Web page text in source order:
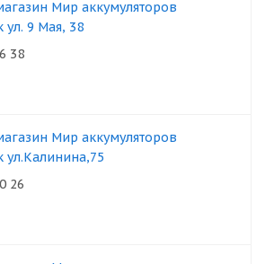
Мир аккумуляторов
ул. 9 Мая, 38
38
Мир аккумуляторов
ул.Калинина,75
26